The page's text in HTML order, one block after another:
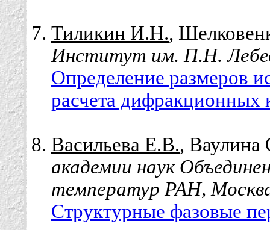
Тиликин И.Н.,
Институт им. П.Н.
Определение размеров
расчета дифракционных
Васильева Е.В.,
академии наук
температур РАН,
Структурные фазовые